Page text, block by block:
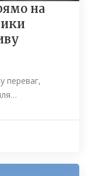
на
переваг,